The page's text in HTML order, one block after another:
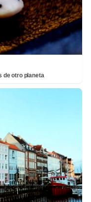
de otro planeta